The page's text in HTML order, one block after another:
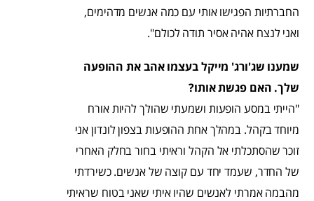
החברתיות הפגישו אותי עם כמה אנשים מדהימים,
ואני לנצח אהיה אסיר תודה לכולם".
שמענו שג'ורג' מייקל בעצמו אהב את ההופעה
שלך. האם פגשת אותו?
"הייתי במסע הופעות ושמעתי שהולך להיות אורח
מיוחד בקהל. במהלך אחת ההופעות בצפון לונדון אני
זוכר שהסתכלתי אל הקהל וראיתי בחור בחלק האחרי
של החדר, שעמד יחד עם קוצה של אנשים. כשירדתי
מהבמה אמרתי לאנשים שהיו איתי שאני בטוח שראיתי